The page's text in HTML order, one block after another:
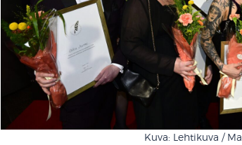
Kuva: Lehtikuva /